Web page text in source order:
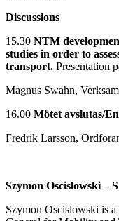
Discussions
15.30 NTM
studies in order to
transport. Presentation
Magnus Swahn,
16.00 Mötet avslutas/
Fredrik Larsson,
Szymon Oscislowski–
Szymon Oscislowski is